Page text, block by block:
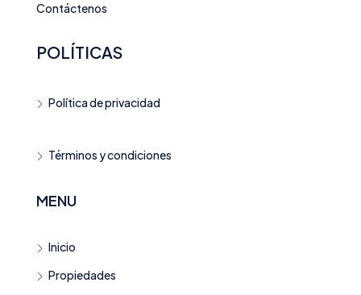
Contáctenos
POLÍTICAS
Política de privacidad
Términos y condiciones
MENU
Inicio
Propiedades